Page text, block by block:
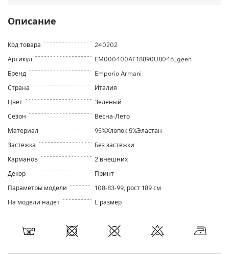
Описание
Код товара
240202
Артикул
EM000400AF18890U8046_geen
Бренд
Emporio Armani
Страна
Италия
Цвет
Зеленый
Сезон
Весна-Лето
Материал
95%Хлопок 5%Эластан
Застежка
Без застежки
Карманов
2 внешних
Декор
Принт
Параметры модели
108-83-99, рост 189 см
На модели надет
L размер